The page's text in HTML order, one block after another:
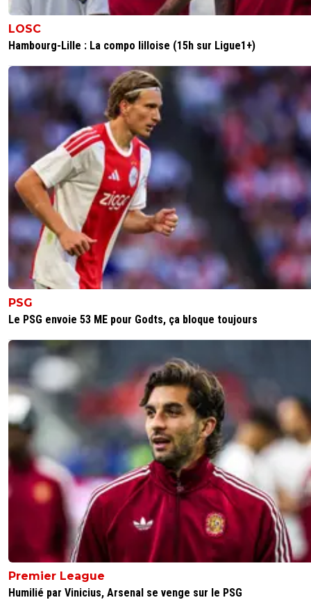
LOSC
Hambourg-Lille : La compo lilloise (15h sur Ligue1+)
PSG
Le PSG envoie 53 ME pour Godts, ça bloque toujours
Premier League
Humilié par Vinicius, Arsenal se venge sur le PSG